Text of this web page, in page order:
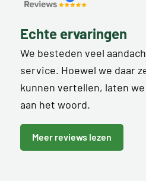
Echte ervaringen
We besteden veel
service. Hoewel we daar
kunnen vertellen, laten
aan het woord.
Meer reviews lezen